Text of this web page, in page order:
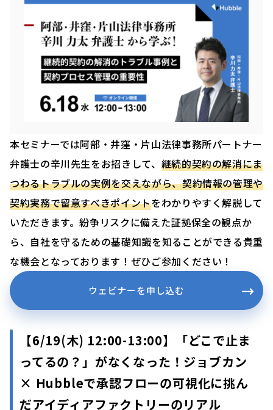
本セミナーでは阿部・井窪・片山法律事務所パートナー
弁護士の辛川先生をお招きして、 継続的契約の解消にま
つわるトラブルの実例を交えながら、契約情報の管理や
契約実務で留意すべきポイントをわかりやすく解説して
いただきます。紛争リスクに備えた証拠保全の観点か
ら、自社を守るための基礎知識を知ることができる貴重
な機会となっております！ぜひご参加ください！
ウェビナーを申し込む
【6/19(木) 12:00-13:00】
「どこで止ま
ってるの？」がなくなった！ジョブカン
× Hubbleで承認フローの可視化に挑ん
だアイディアファクトリーのリアル